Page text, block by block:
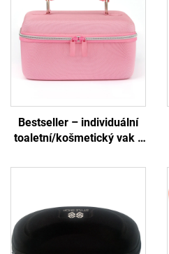
Bestseller – individuální
toaletní/košmetický vak z
nárazu a vodě,
potisku loga, přenosné
trvanlivé pouzdro s tvrdým